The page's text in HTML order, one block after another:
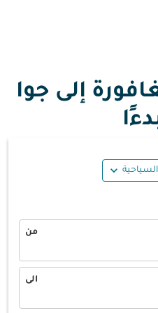
إلى جوا
expand_more
من
الى